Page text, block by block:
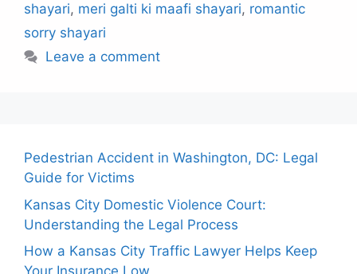
shayari, meri galti ki maafi shayari, romantic
sorry shayari
Leave a comment
Pedestrian Accident in Washington, DC: Legal
Guide for Victims
Kansas City Domestic Violence Court:
Understanding the Legal Process
How a Kansas City Traffic Lawyer Helps Keep